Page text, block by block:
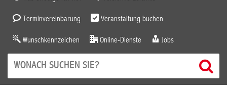
Terminvereinbarung Veranstaltung buchen
Wunschkennzeichen Online-Dienste Jobs